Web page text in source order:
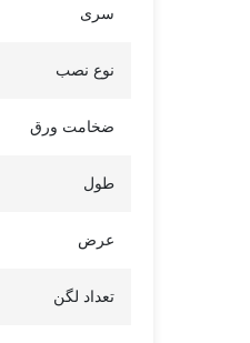
سری
نوع نصب
ضخامت ورق
طول
عرض
تعداد لگن